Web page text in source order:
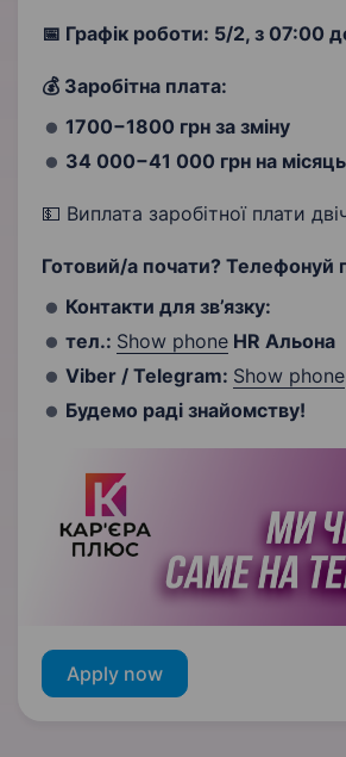
📅 Графік роботи: 5/2, з 07:00
💰 Заробітна плата:
1700−1800 грн за зміну
34 000−41 000 грн на місяць
💵 Виплата заробітної плати
Готовий/а почати? Телефонуй
Контакти для зв’язку:
тел.: Show phone HR Альона
Viber / Telegram: Show phone
Будемо раді знайомству!
Apply now